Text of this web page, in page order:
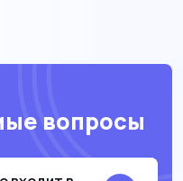
вопросы